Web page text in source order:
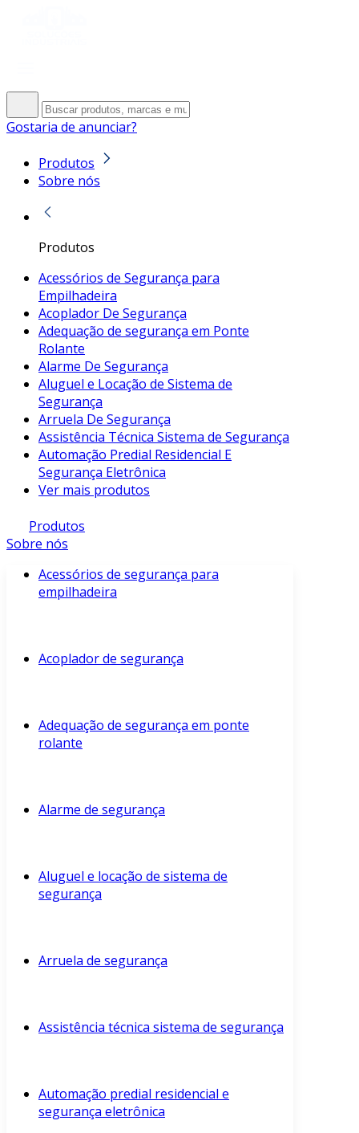
Gostaria de anunciar?
Produtos
Sobre nós
Produtos
Acessórios de Segurança para
Empilhadeira
Acoplador De Segurança
Adequação de segurança em Ponte
Rolante
Alarme De Segurança
Aluguel e Locação de Sistema de
Segurança
Arruela De Segurança
Assistência Técnica Sistema de Segurança
Automação Predial Residencial E
Segurança Eletrônica
Ver mais produtos
Produtos
Sobre nós
Acessórios de segurança para
empilhadeira
Acoplador de segurança
Adequação de segurança em ponte
rolante
Alarme de segurança
Aluguel e locação de sistema de
segurança
Arruela de segurança
Assistência técnica sistema de segurança
Automação predial residencial e
segurança eletrônica